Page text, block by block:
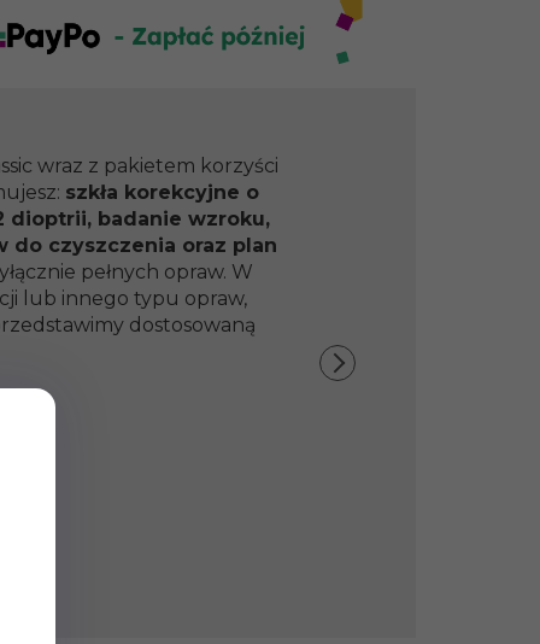
wraz z pakietem korzyści
szkła korekcyjne o
dioptrii, badanie wzroku,
do czyszczenia oraz plan
pełnych opraw. W
lub innego typu opraw,
dostosowaną